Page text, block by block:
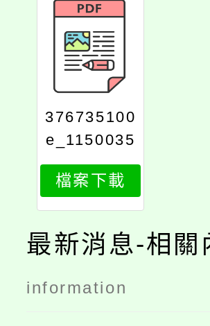
376735100
e_1150035
599_attach
1
檔案下載
最新消息-相關
information